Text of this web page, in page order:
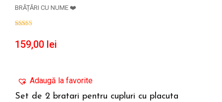
BRĂȚĂRI CU NUME ❤️
159,00 lei
Adaugă la favorite
Set de 2 bratari pentru cupluri cu placuta